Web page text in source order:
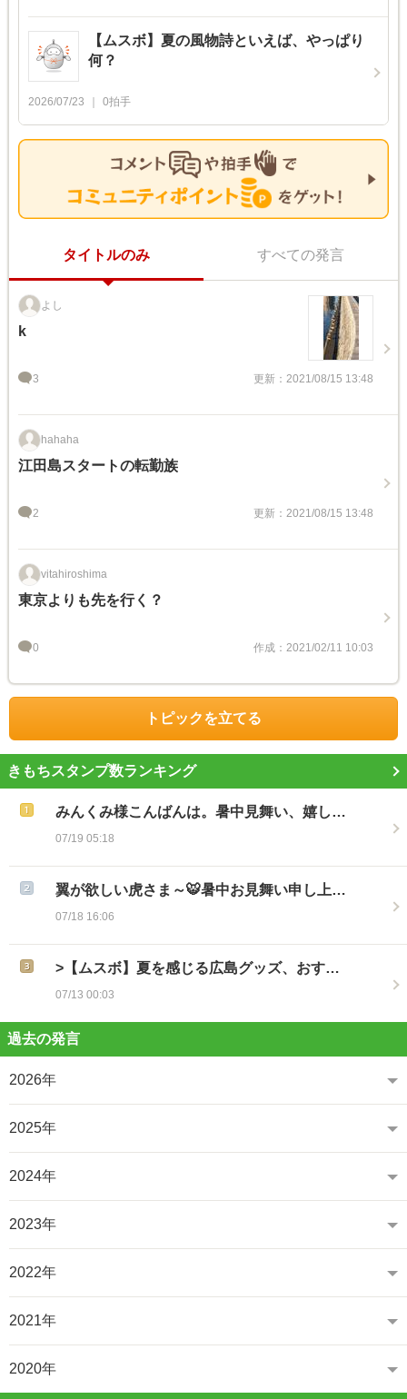
【ムスボ】夏の風物詩といえば、やっぱり
何？
2026/07/23 0拍手
タイトルのみ すべての発言
よし
k
3 更新：2021/08/15 13:48
hahaha
江田島スタートの転勤族
2 更新：2021/08/15 13:48
vitahiroshima
東京よりも先を行く？
0 作成：2021/02/11 10:03
トピックを立てる
きもちスタンプ数ランキング
みんくみ様こんばんは。暑中見舞い、嬉し…
07/19 05:18
翼が欲しい虎さま～🐯暑中お見舞い申し上…
07/18 16:06
>【ムスボ】夏を感じる広島グッズ、おす…
07/13 00:03
過去の発言
2026年
2025年
2024年
2023年
2022年
2021年
2020年